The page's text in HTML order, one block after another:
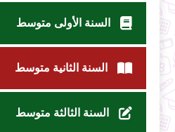
السنة الأولى متوسط
السنة الثانية متوسط
السنة الثالثة متوسط